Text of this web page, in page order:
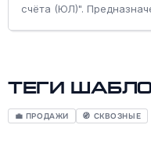
счёта (ЮЛ)".
Теги
💼 ПРОДАЖИ 🧭 СКВОЗНЫЕ